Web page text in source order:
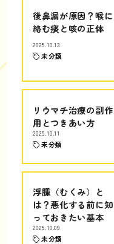
後鼻漏が原因？喉に
絡む痰と咳の正体
2025.10.13
未分類
リウマチ治療の副作
用とつきあい方
2025.10.11
未分類
浮腫（むくみ）と
は？悪化する前に知
っておきたい基本
2025.10.09
未分類